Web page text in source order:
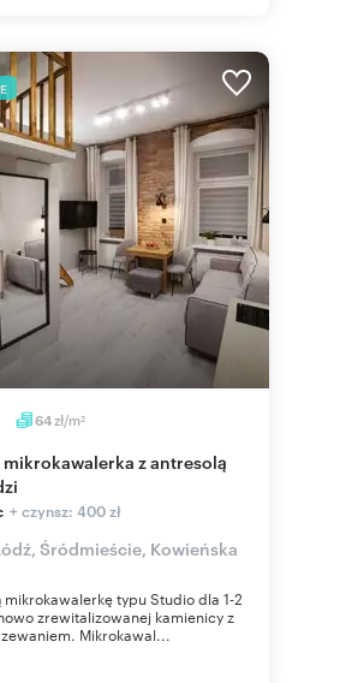
64zł/m2
+ czynsz: 400 zł
Śródmieście, Kowieńska
mikrokawalerkę typu Studio dla 1-2
zrewitalizowanej kamienicy z
Mikrokawal...